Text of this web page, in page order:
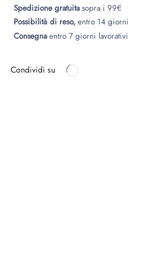
Spedizione gratuitasopra i 99€
Possibilità di reso, entro 14 giorni
Consegnaentro 7 giorni lavorativi
Condividi su